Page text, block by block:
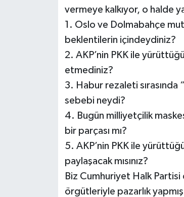
vermeye kalkıyor, o halde
1. Oslo ve Dolmabahçe
beklentilerin içindeydiniz?
2. AKP’nin PKK ile
etmediniz?
3. Habur rezaleti
sebebi neydi?
4. Bugün milliyetçilik
bir parçası mı?
5. AKP’nin PKK ile
paylaşacak mısınız?
Biz Cumhuriyet Halk
örgütleriyle pazarlık